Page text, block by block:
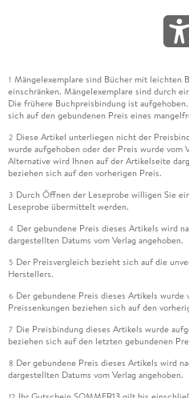
1 Mängelexemplare sind Bücher mit leichten
einschränken. Mängelexemplare sind durch
Die frühere Buchpreisbindung ist
sich auf den gebundenen Preis eines
2 Diese Artikel unterliegen nicht der
wurde aufgehoben oder der Preis wurde
Alternative wird Ihnen auf der Artikelseite
beziehen sich auf den vorherigen Preis.
3 Durch Öffnen der Leseprobe willigen Sie
Leseprobe übermittelt werden.
4 Der gebundene Preis dieses Artikels wird
dargestellten Datums vom Verlag angehoben.
5 Der Preisvergleich bezieht sich auf die
Herstellers.
6 Der gebundene Preis dieses Artikels wurde
Preissenkungen beziehen sich auf den
7 Die Preisbindung dieses Artikels wurde
beziehen sich auf den letzten gebundenen
8 Der gebundene Preis dieses Artikels wird
dargestellten Datums vom Verlag angehoben.